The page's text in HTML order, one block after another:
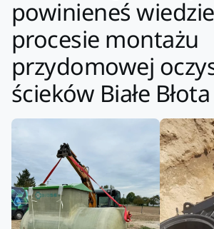
powinieneś
procesie montażu
przydomowej
ścieków Białe Błota